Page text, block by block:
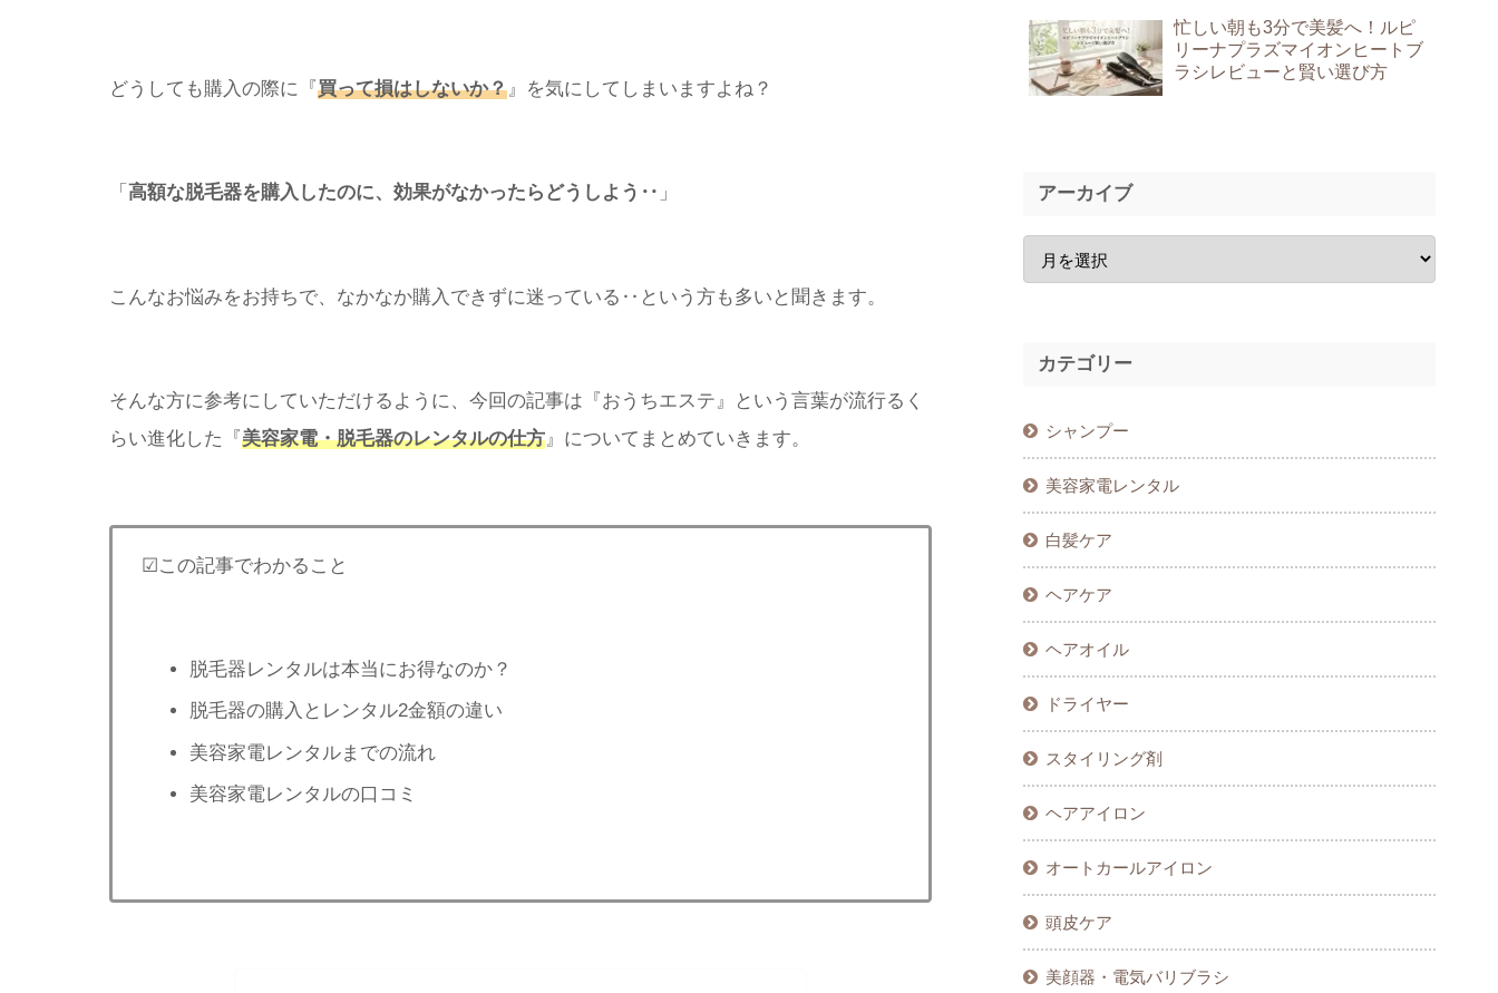
どうしても購入の際に『買って損はしないか？ 』を気にしてしまいますよね？
「 高額な脱毛器を購入したのに、効果がなかったらどうしよう‥ 」
こんなお悩みをお持ちで、なかなか購入できずに迷っている‥という方も多いと聞きます。
そんな方に参考にしていただけるように、今回の記事は『おうちエステ』という言葉が流行るく
らい進化した『美容家電・脱毛器のレンタルの仕方』についてまとめていきます。
☑この記事でわかること
脱毛器レンタルは本当にお得なのか？
脱毛器の購入とレンタル2金額の違い
美容家電レンタルまでの流れ
美容家電レンタルの口コミ
忙しい朝も3分で美髪へ！ルピ
リーナプラズマイオンヒートブ
ラシレビューと賢い選び方
アーカイブ
カテゴリー
シャンプー
美容家電レンタル
白髪ケア
ヘアケア
ヘアオイル
ドライヤー
スタイリング剤
ヘアアイロン
オートカールアイロン
頭皮ケア
美顔器・電気バリブラシ